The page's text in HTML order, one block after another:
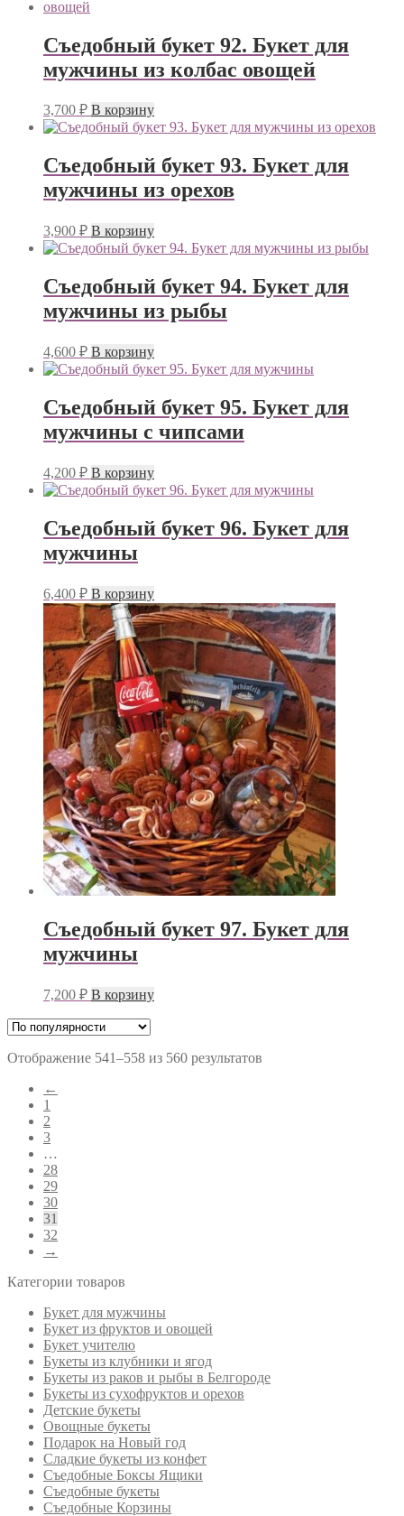
Съедобный букет 92. Букет для
мужчины из колбас овощей
3,700 ₽ В корзину
Съедобный букет 93. Букет для
мужчины из орехов
3,900 ₽ В корзину
Съедобный букет 94. Букет для
мужчины из рыбы
4,600 ₽ В корзину
Съедобный букет 95. Букет для
мужчины с чипсами
4,200 ₽ В корзину
Съедобный букет 96. Букет для
мужчины
6,400 ₽ В корзину
Съедобный букет 97. Букет для
мужчины
7,200 ₽ В корзину
Отображение 541–558 из 560 результатов
←
1
2
3
…
28
29
30
31
32
→
Категории товаров
Букет для мужчины
Букет из фруктов и овощей
Букет учителю
Букеты из клубники и ягод
Букеты из раков и рыбы в Белгороде
Букеты из сухофруктов и орехов
Детские букеты
Овощные букеты
Подарок на Новый год
Сладкие букеты из конфет
Съедобные Боксы Ящики
Съедобные букеты
Съедобные Корзины